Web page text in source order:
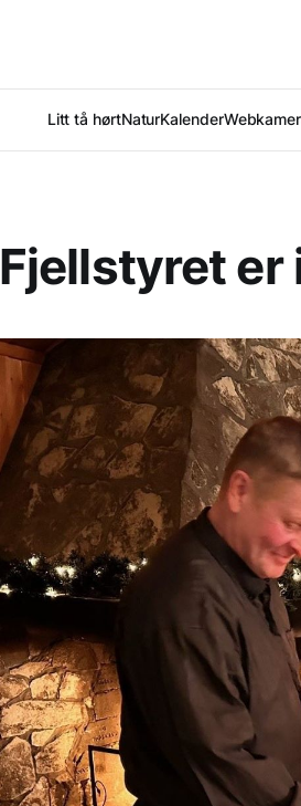
Litt tå hørtNaturKalender
Fjellstyret er